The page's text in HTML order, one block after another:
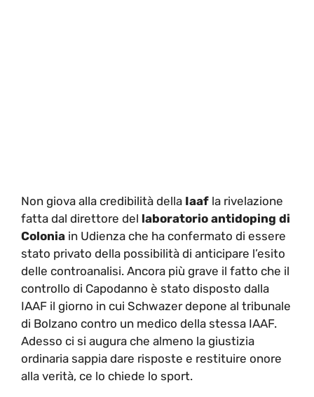
Non giova alla credibilità della Iaaf la rivelazione
fatta dal direttore del laboratorio antidoping di
Colonia in Udienza che ha confermato di essere
stato privato della possibilità di anticipare l’esito
delle controanalisi. Ancora più grave il fatto che il
controllo di Capodanno è stato disposto dalla
IAAF il giorno in cui Schwazer depone al tribunale
di Bolzano contro un medico della stessa IAAF.
Adesso ci si augura che almeno la giustizia
ordinaria sappia dare risposte e restituire onore
alla verità, ce lo chiede lo sport.